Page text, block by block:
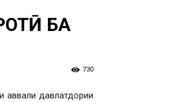
БА
730
аввали давлатдории